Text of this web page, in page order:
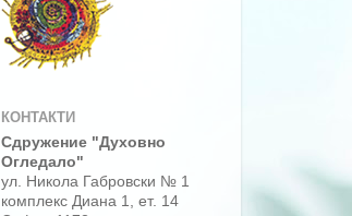
КОНТАКТИ
Сдружение "Духовно
Огледало"
ул. Никола Габровски № 1
комплекс Диана 1, ет. 14